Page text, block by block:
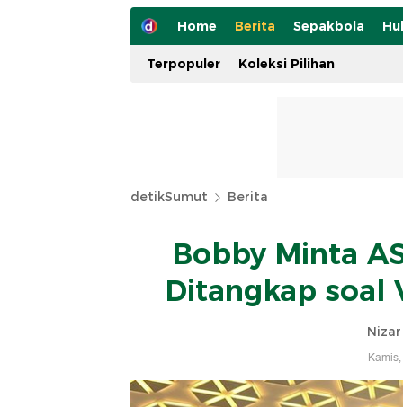
Home Berita Sepakbola
Terpopuler Koleksi Pilihan
detikSumut Berita
Bobby Minta
Ditangkap soal